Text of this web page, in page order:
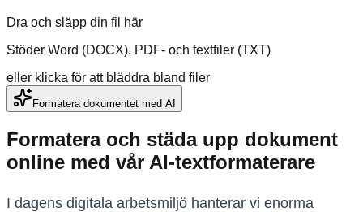
Dra och släpp din fil här
Stöder Word (DOCX), PDF- och textfiler (TXT)
eller klicka för att bläddra bland filer
Formatera dokumentet med AI
Formatera och städa upp dokument
online med vår AI-textformaterare
I dagens digitala arbetsmiljö hanterar vi enorma